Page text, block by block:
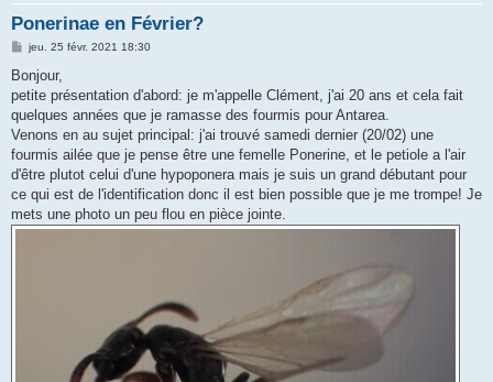
Ponerinae en Février?
M
s
a
g
jeu. 25 févr. 2021 18:30
Bonjour,
petite présentation d'abord: je m'appelle Clément, j'ai 20 ans et cela fait
quelques années que je ramasse des fourmis pour Antarea.
Venons en au sujet principal: j'ai trouvé samedi dernier (20/02) une
fourmis ailée que je pense être une femelle Ponerine, et le petiole a l'air
d'être plutot celui d'une hypoponera mais je suis un grand débutant pour
ce qui est de l'identification donc il est bien possible que je me trompe! Je
mets une photo un peu flou en pièce jointe.